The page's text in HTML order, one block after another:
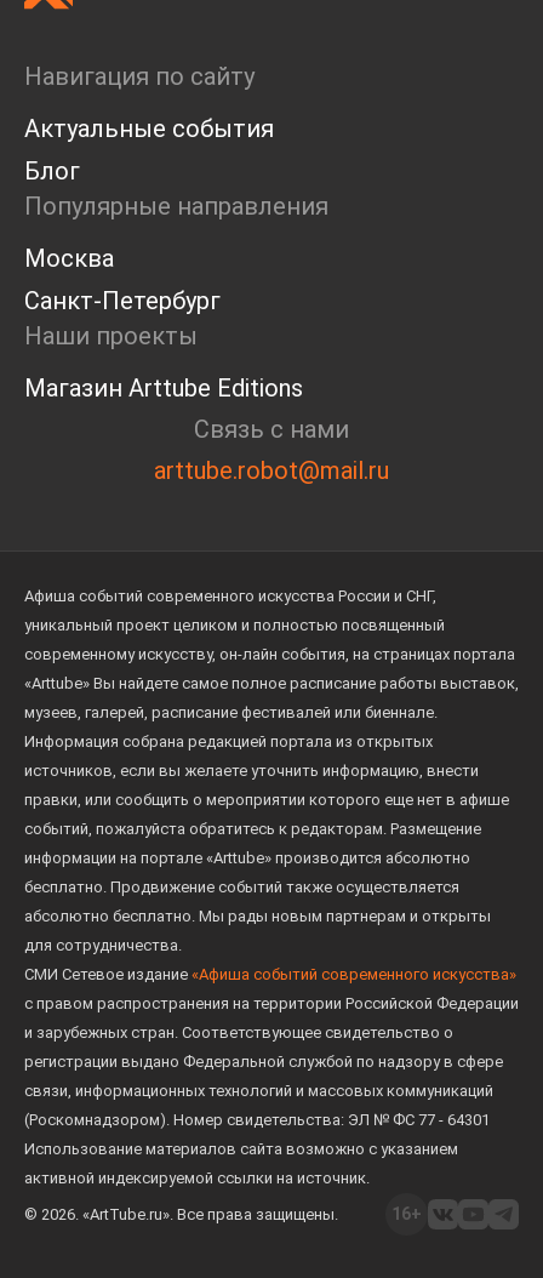
Навигация по сайту
Актуальные события
Блог
Популярные направления
Москва
Санкт-Петербург
Наши проекты
Магазин Arttube Editions
Связь с нами
arttube.robot@mail.ru
Афиша событий современного искусства России и СНГ,
уникальный проект целиком и полностью посвященный
современному искусству, он-лайн события, на страницах портала
«Arttube» Вы найдете самое полное расписание работы выставок,
музеев, галерей, расписание фестивалей или биеннале.
Информация собрана редакцией портала из открытых
источников, если вы желаете уточнить информацию, внести
правки, или сообщить о мероприятии которого еще нет в афише
событий, пожалуйста обратитесь к редакторам. Размещение
информации на портале «Arttube» производится абсолютно
бесплатно. Продвижение событий также осуществляется
абсолютно бесплатно. Мы рады новым партнерам и открыты
для сотрудничества.
СМИ Сетевое издание «Афиша событий современного искусства»
с правом распространения на территории Российской Федерации
и зарубежных стран. Соответствующее свидетельство о
регистрации выдано Федеральной службой по надзору в сфере
связи, информационных технологий и массовых коммуникаций
(Роскомнадзором). Номер свидетельства: ЭЛ № ФС 77 - 64301
Использование материалов сайта возможно с указанием
активной индексируемой ссылки на источник.
© 2026. «ArtTube.ru». Все права защищены.
16+